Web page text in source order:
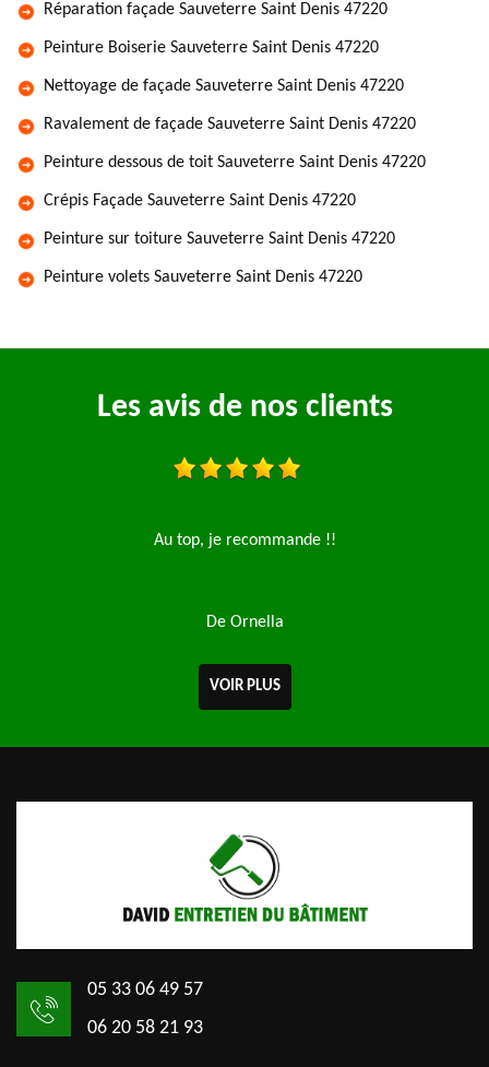
Réparation façade Sauveterre Saint Denis 47220
Peinture Boiserie Sauveterre Saint Denis 47220
Nettoyage de façade Sauveterre Saint Denis 47220
Ravalement de façade Sauveterre Saint Denis 47220
Peinture dessous de toit Sauveterre Saint Denis 47220
Crépis Façade Sauveterre Saint Denis 47220
Peinture sur toiture Sauveterre Saint Denis 47220
Peinture volets Sauveterre Saint Denis 47220
Les avis de nos clients
Au top, je recommande !!
De Ornella
VOIR PLUS
05 33 06 49 57
06 20 58 21 93